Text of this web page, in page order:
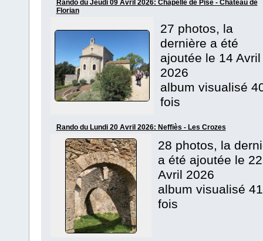
Rando du Jeudi 09 Avril 2026: Chapelle de Pise - Château de
Florian
27 photos, la
dernière a été
ajoutée le 14 Avril
2026
album visualisé
fois
Rando du Lundi 20 Avril 2026: Neffiès - Les Crozes
28 photos, la
a été ajoutée le 22
Avril 2026
album visualisé 41
fois